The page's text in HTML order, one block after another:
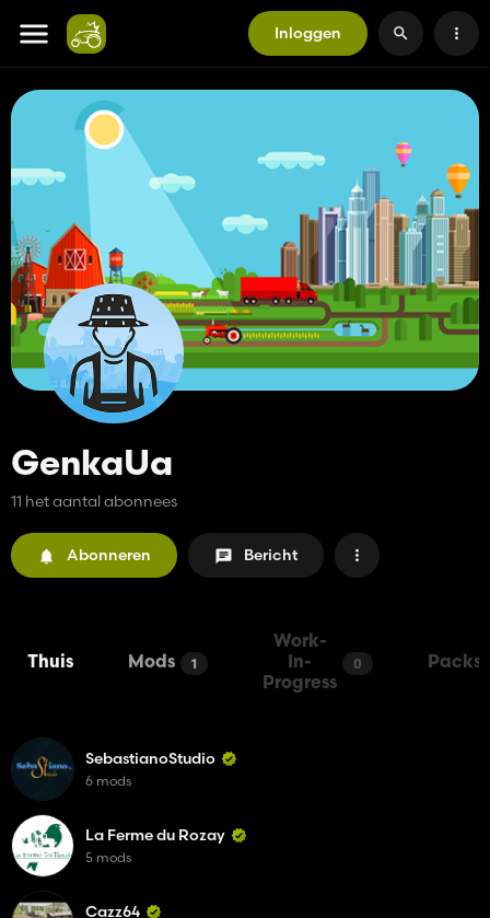
Inloggen
GenkaUa
11 het aantal abonnees
Abonneren Bericht
Thuis Mods 1
Work-
In-
Progress
0 Packs
SebastianoStudio
6 mods
La Ferme du Rozay
5 mods
Cazz64